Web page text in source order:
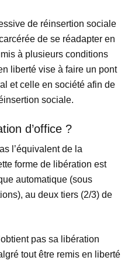
de réinsertion sociale
de se réadapter en
à plusieurs conditions
liberté vise à faire un pont
et celle en société afin de
sociale.
d’office ?
l’équivalent de la
forme de libération est
automatique (sous
au deux tiers (2/3) de
pas sa libération
tout être remis en liberté